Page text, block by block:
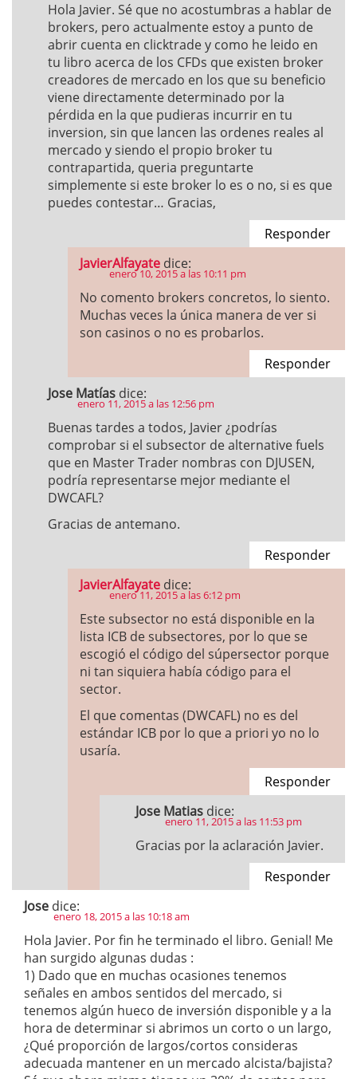
Hola Javier. Sé que no acostumbras a hablar de
brokers, pero actualmente estoy a punto de
abrir cuenta en clicktrade y como he leido en
tu libro acerca de los CFDs que existen broker
creadores de mercado en los que su beneficio
viene directamente determinado por la
pérdida en la que pudieras incurrir en tu
inversion, sin que lancen las ordenes reales al
mercado y siendo el propio broker tu
contrapartida, queria preguntarte
simplemente si este broker lo es o no, si es que
puedes contestar… Gracias,
Responder
JavierAlfayate dice:
enero 10, 2015 a las 10:11 pm
No comento brokers concretos, lo siento.
Muchas veces la única manera de ver si
son casinos o no es probarlos.
Responder
Jose Matías dice:
enero 11, 2015 a las 12:56 pm
Buenas tardes a todos, Javier ¿podrías
comprobar si el subsector de alternative fuels
que en Master Trader nombras con DJUSEN,
podría representarse mejor mediante el
DWCAFL?
Gracias de antemano.
Responder
JavierAlfayate dice:
enero 11, 2015 a las 6:12 pm
Este subsector no está disponible en la
lista ICB de subsectores, por lo que se
escogió el código del súpersector porque
ni tan siquiera había código para el
sector.
El que comentas (DWCAFL) no es del
estándar ICB por lo que a priori yo no lo
usaría.
Responder
Jose Matias dice:
enero 11, 2015 a las 11:53 pm
Gracias por la aclaración Javier.
Responder
Jose dice:
enero 18, 2015 a las 10:18 am
Hola Javier. Por fin he terminado el libro. Genial! Me
han surgido algunas dudas :
1) Dado que en muchas ocasiones tenemos
señales en ambos sentidos del mercado, si
tenemos algún hueco de inversión disponible y a la
hora de determinar si abrimos un corto o un largo,
¿Qué proporción de largos/cortos consideras
adecuada mantener en un mercado alcista/bajista?